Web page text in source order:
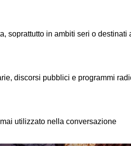
soprattutto in ambiti seri o destinati
discorsi pubblici e programmi
utilizzato nella conversazione